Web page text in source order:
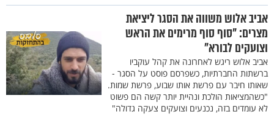
אביב אלוש משווה את הסגר ליציאת
מצרים: "סוף סוף מרימים את הראש
וצועקים לבורא"
אביב אלוש ריגש לאחרונה את קהל עוקביו
ברשתות החברתיות, כשפרסם פוסט על הסגר -
שאותו חיבר עם פרשת אותו שבוע, פרשת שמות.
"כשהמציאות הולכת ונהיית יותר קשה הם פשוט
לא עומדים בזה, נכנעים וצועקים צעקה גדולה"